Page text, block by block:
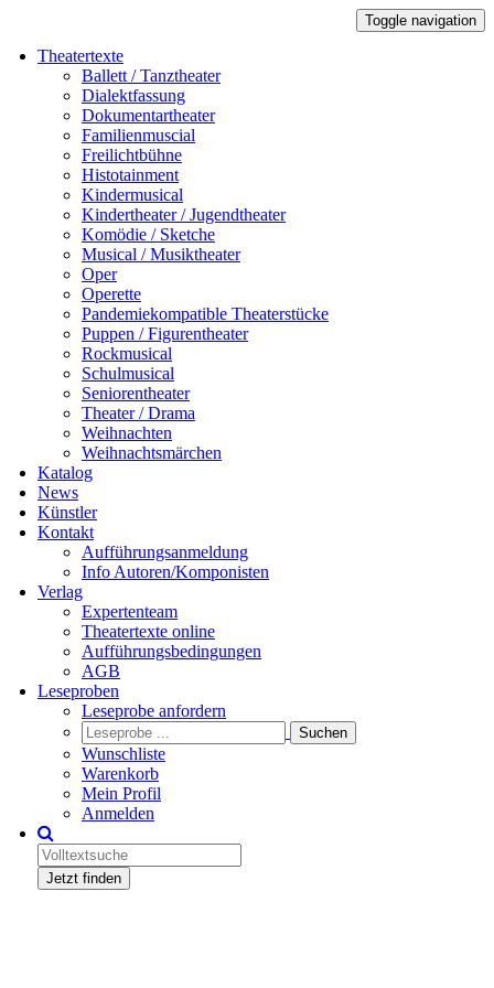
Toggle navigation
Theatertexte
Ballett / Tanztheater
Dialektfassung
Dokumentartheater
Familienmuscial
Freilichtbühne
Histotainment
Kindermusical
Kindertheater / Jugendtheater
Komödie / Sketche
Musical / Musiktheater
Oper
Operette
Pandemiekompatible Theaterstücke
Puppen / Figurentheater
Rockmusical
Schulmusical
Seniorentheater
Theater / Drama
Weihnachten
Weihnachtsmärchen
Katalog
News
Künstler
Kontakt
Aufführungsanmeldung
Info Autoren/Komponisten
Verlag
Expertenteam
Theatertexte online
Aufführungsbedingungen
AGB
Leseproben
Leseprobe anfordern
Wunschliste
Warenkorb
Mein Profil
Anmelden
Jetzt finden